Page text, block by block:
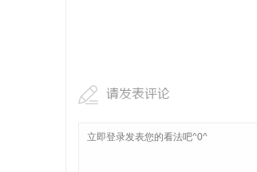
请发表评论